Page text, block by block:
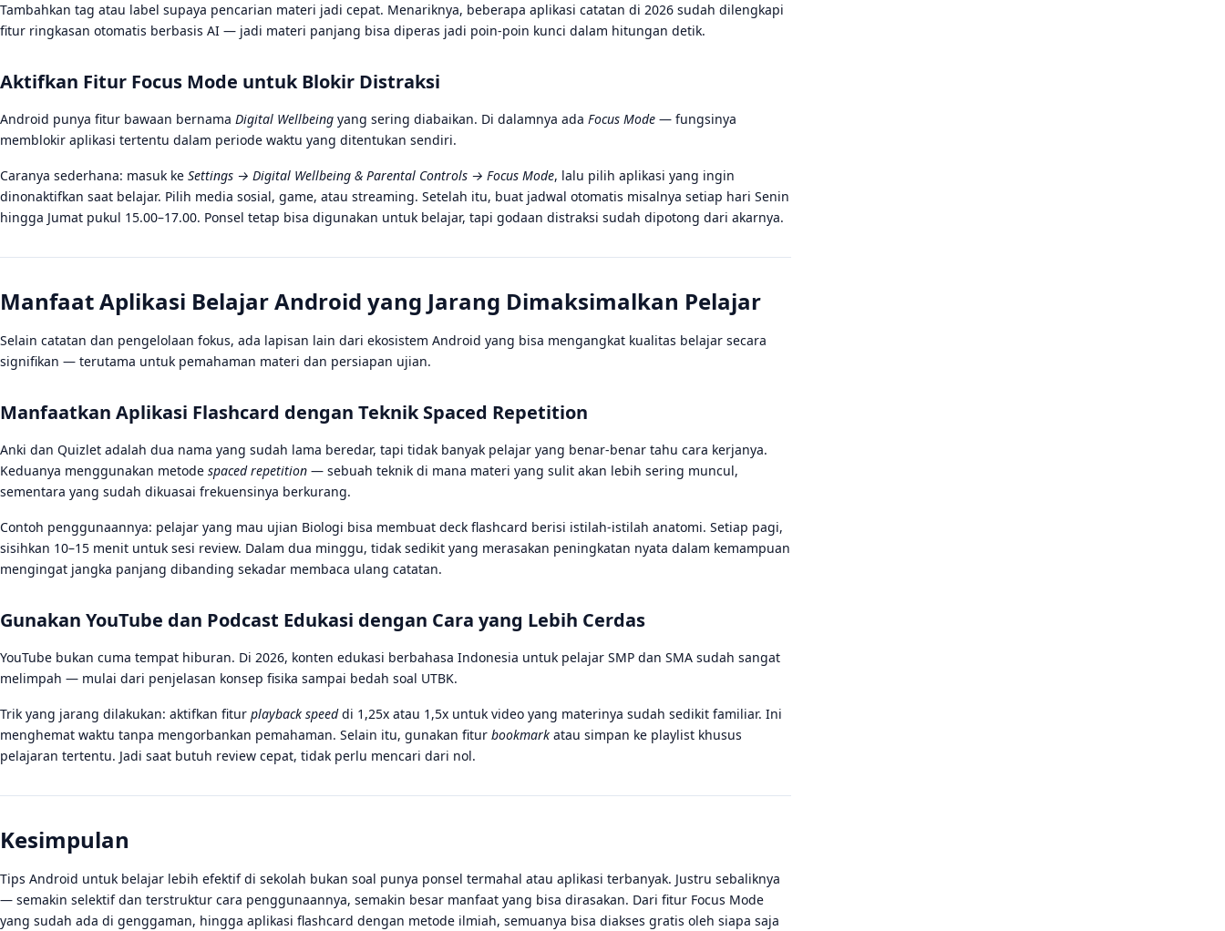
Tambahkan tag atau label supaya pencarian materi jadi cepat. Menariknya, beberapa aplikasi catatan di 2026 sudah dilengkapi
fitur ringkasan otomatis berbasis AI — jadi materi panjang bisa diperas jadi poin-poin kunci dalam hitungan detik.
Aktifkan Fitur Focus Mode untuk Blokir Distraksi
Android punya fitur bawaan bernama Digital Wellbeing yang sering diabaikan. Di dalamnya ada Focus Mode — fungsinya
memblokir aplikasi tertentu dalam periode waktu yang ditentukan sendiri.
Caranya sederhana: masuk ke Settings → Digital Wellbeing & Parental Controls → Focus Mode, lalu pilih aplikasi yang ingin
dinonaktifkan saat belajar. Pilih media sosial, game, atau streaming. Setelah itu, buat jadwal otomatis misalnya setiap hari Senin
hingga Jumat pukul 15.00–17.00. Ponsel tetap bisa digunakan untuk belajar, tapi godaan distraksi sudah dipotong dari akarnya.
Manfaat Aplikasi Belajar Android yang Jarang Dimaksimalkan Pelajar
Selain catatan dan pengelolaan fokus, ada lapisan lain dari ekosistem Android yang bisa mengangkat kualitas belajar secara
signifikan — terutama untuk pemahaman materi dan persiapan ujian.
Manfaatkan Aplikasi Flashcard dengan Teknik Spaced Repetition
Anki dan Quizlet adalah dua nama yang sudah lama beredar, tapi tidak banyak pelajar yang benar-benar tahu cara kerjanya.
Keduanya menggunakan metode spaced repetition — sebuah teknik di mana materi yang sulit akan lebih sering muncul,
sementara yang sudah dikuasai frekuensinya berkurang.
Contoh penggunaannya: pelajar yang mau ujian Biologi bisa membuat deck flashcard berisi istilah-istilah anatomi. Setiap pagi,
sisihkan 10–15 menit untuk sesi review. Dalam dua minggu, tidak sedikit yang merasakan peningkatan nyata dalam kemampuan
mengingat jangka panjang dibanding sekadar membaca ulang catatan.
Gunakan YouTube dan Podcast Edukasi dengan Cara yang Lebih Cerdas
YouTube bukan cuma tempat hiburan. Di 2026, konten edukasi berbahasa Indonesia untuk pelajar SMP dan SMA sudah sangat
melimpah — mulai dari penjelasan konsep fisika sampai bedah soal UTBK.
Trik yang jarang dilakukan: aktifkan fitur playback speeddi 1,25x atau 1,5x untuk video yang materinya sudah sedikit familiar. Ini
menghemat waktu tanpa mengorbankan pemahaman. Selain itu, gunakan fitur bookmark atau simpan ke playlist khusus
pelajaran tertentu. Jadi saat butuh review cepat, tidak perlu mencari dari nol.
Kesimpulan
Tips Android untuk belajar lebih efektif di sekolah bukan soal punya ponsel termahal atau aplikasi terbanyak. Justru sebaliknya
— semakin selektif dan terstruktur cara penggunaannya, semakin besar manfaat yang bisa dirasakan. Dari fitur Focus Mode
yang sudah ada di genggaman, hingga aplikasi flashcard dengan metode ilmiah, semuanya bisa diakses gratis oleh siapa saja